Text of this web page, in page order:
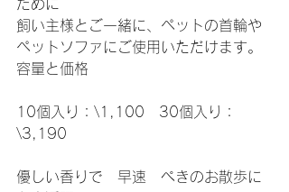
ために
飼い主様とご一緒に、ペットの首輪や
ペットソファにご使用いただけます。
容量と価格
10個入り：\1,100　30個入り：
\3,190
優しい香りで　早速　ぺきのお散歩に